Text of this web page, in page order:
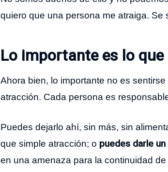
quiero que una persona me atraiga.
Lo importante es lo
Ahora bien, lo importante no es
atracción. Cada persona es
Puedes dejarlo ahí, sin más, sin
que simple atracción; o puedes darle
en una amenaza para la continuidad